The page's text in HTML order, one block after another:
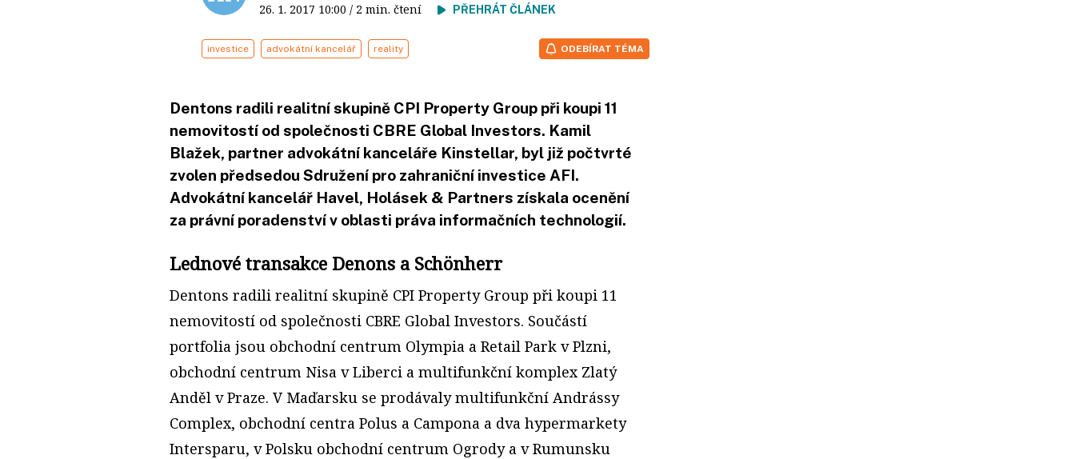
26. 1. 2017 10:00 / 2 min. čtení PŘEHRÁT ČLÁNEK
investice advokátní kancelář reality ODEBÍRAT TÉMA
Dentons radili realitní skupině CPI Property Group při koupi 11
nemovitostí od společnosti CBRE Global Investors. Kamil
Blažek, partner advokátní kanceláře Kinstellar, byl již počtvrté
zvolen předsedou Sdružení pro zahraniční investice AFI.
Advokátní kancelář Havel, Holásek & Partners získala ocenění
za právní poradenství v oblasti práva informačních technologií.
Lednové transakce Denons a Schönherr
Dentons radili realitní skupině CPI Property Group při koupi 11
nemovitostí od společnosti CBRE Global Investors. Součástí
portfolia jsou obchodní centrum Olympia a Retail Park v Plzni,
obchodní centrum Nisa v Liberci a multifunkční komplex Zlatý
Anděl v Praze. V Maďarsku se prodávaly multifunkční Andrássy
Complex, obchodní centra Polus a Campona a dva hypermarkety
Intersparu, v Polsku obchodní centrum Ogrody a v Rumunsku